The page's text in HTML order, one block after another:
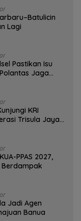
Lagi
Pastikan Isu
Jaga
KRI
Trisula Jaya
PPAS 2027,
Jadi Agen
Banua